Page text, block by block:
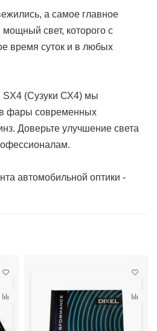
а самое главное
свет, которого с
время суток и в любых
SX4 (Сузуки СХ4) мы
в фары современных
Доверьте улучшение света
автомобильной оптики -